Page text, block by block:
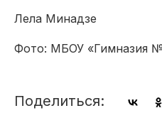
Лела Минадзе
Фото: МБОУ «Гимназия
Поделиться: